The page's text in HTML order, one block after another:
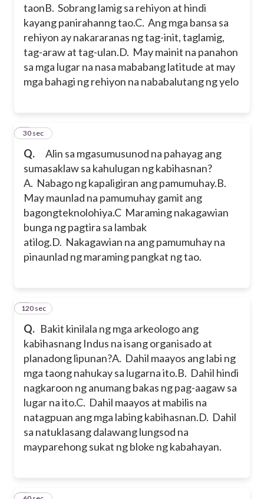
taonB. Sobrang lamig sa rehiyon at hindi
kayang panirahanng tao.C. Ang mga bansa sa
rehiyon ay nakararanas ng tag-init, taglamig,
tag-araw at tag-ulan.D. May mainit na panahon
sa mga lugar na nasa mababang latitude at may
mga bahagi ng rehiyon na nababalutang ng yelo
Q.
Alin sa mgasumusunod na pahayag ang
sumasaklaw sa kahulugan ng kabihasnan?
A. Nabago ng kapaligiran ang pamumuhay.B.
May maunlad na pamumuhay gamit ang
bagongteknolohiya.C Maraming nakagawian
bunga ng pagtira sa lambak
atilog.D. Nakagawian na ang pamumuhay na
pinaunlad ng maraming pangkat ng tao.
4
30 sec
Q. Bakit kinilala ng mga arkeologo ang
kabihasnang Indus na isang organisado at
planadong lipunan?A. Dahil maayos ang labi ng
mga taong nahukay sa lugarna ito.B. Dahil hindi
nagkaroon ng anumang bakas ng pag-aagaw sa
lugar na ito.C. Dahil maayos at mabilis na
natagpuan ang mga labing kabihasnan.D. Dahil
sa natuklasang dalawang lungsod na
mayparehong sukat ng bloke ng kabahayan.
5
120 sec